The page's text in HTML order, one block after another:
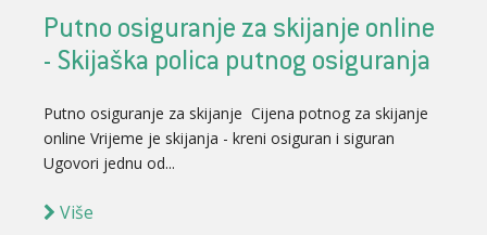
Putno osiguranje za skijanje online
- Skijaška polica putnog osiguranja
Putno osiguranje za skijanje Cijena potnog za skijanje
online Vrijeme je skijanja - kreni osiguran i siguran
Ugovori jednu od...
Više